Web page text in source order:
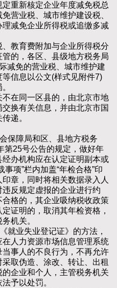
重新核定企业年度减免税总
营业税、城市维护建设税、
减免企业所得税或追缴多减
教育费附加与企业所得税分
的，各区、县级地方税务局
减免的营业税、城市维护建
信息以公文(样式见附件7)
在同一区县的，由北京市地
换有关信息，并由北京市国
递。
障局和区、县地方税务
第25号公告的规定，做好年
办机构应在认定证明副本或
事项”栏内加盖“年检合格”印
章，同时将相关数据录入人
反规定虚报的企业进行约
格的，其企业吸纳税收政策
证明的，取消其年检资格，
机关。
业失业登记证》的方法，
人力资源市场信息管理系统
事人的不良行为，不再允许
取伪造、涂改、转让、出租
企业和个人，主管税务机关
予以处罚。